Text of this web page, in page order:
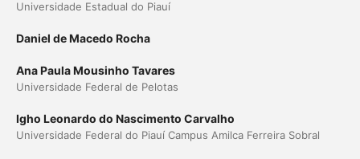
Universidade Estadual do Piauí
Daniel de Macedo Rocha
Ana Paula Mousinho Tavares
Universidade Federal de Pelotas
Igho Leonardo do Nascimento Carvalho
Universidade Federal do Piauí Campus Amilca Ferreira Sobral